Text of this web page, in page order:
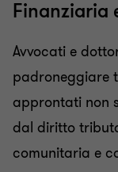
Indirect
Finanziaria
Avvocati e
padroneggiare
approntati non
dal diritto
comunitaria e